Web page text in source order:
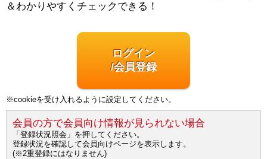
＆わかりやすくチェックできる！
ログイン
/会員登録
※cookieを受け入れるように設定してください。
会員の方で会員向け情報が見られない場合
「登録状況照会」を押してください。
登録状況を確認して会員向けページを表示します。
(※2重登録にはなりません)